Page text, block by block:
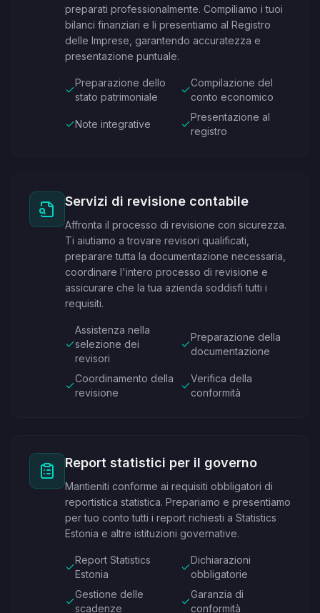
preparati professionalmente. Compiliamo i tuoi
bilanci finanziari e li presentiamo al Registro
delle Imprese, garantendo accuratezza e
presentazione puntuale.
Preparazione dello
stato patrimoniale
Compilazione del
conto economico
Note integrative
Presentazione al
registro
Servizi di revisione contabile
Affronta il processo di revisione con sicurezza.
Ti aiutiamo a trovare revisori qualificati,
preparare tutta la documentazione necessaria,
coordinare l'intero processo di revisione e
assicurare che la tua azienda soddisfi tutti i
requisiti.
Assistenza nella
selezione dei
revisori
Preparazione della
documentazione
Coordinamento della
revisione
Verifica della
conformità
Report statistici per il governo
Mantieniti conforme ai requisiti obbligatori di
reportistica statistica. Prepariamo e presentiamo
per tuo conto tutti i report richiesti a Statistics
Estonia e altre istituzioni governative.
Report Statistics
Estonia
Dichiarazioni
obbligatorie
Gestione delle
scadenze
Garanzia di
conformità